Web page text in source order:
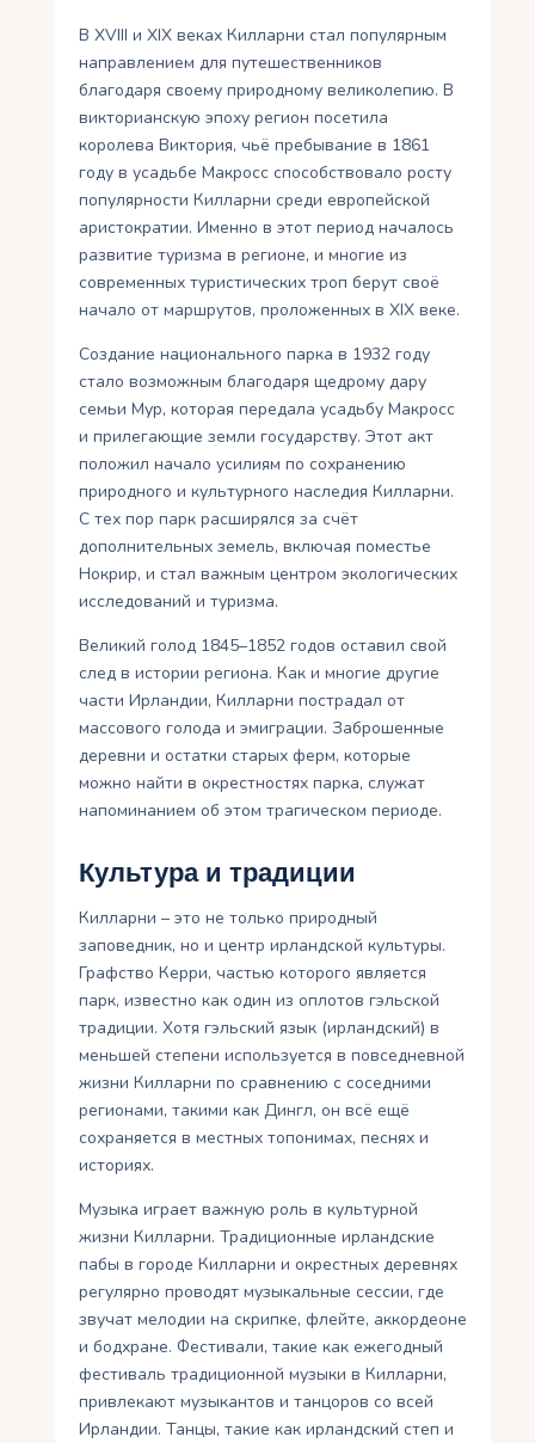
В XVIII и XIX веках Килларни стал популярным
направлением для путешественников
благодаря своему природному великолепию. В
викторианскую эпоху регион посетила
королева Виктория, чьё пребывание в 1861
году в усадьбе Макросс способствовало росту
популярности Килларни среди европейской
аристократии. Именно в этот период началось
развитие туризма в регионе, и многие из
современных туристических троп берут своё
начало от маршрутов, проложенных в XIX веке.
Создание национального парка в 1932 году
стало возможным благодаря щедрому дару
семьи Мур, которая передала усадьбу Макросс
и прилегающие земли государству. Этот акт
положил начало усилиям по сохранению
природного и культурного наследия Килларни.
С тех пор парк расширялся за счёт
дополнительных земель, включая поместье
Нокрир, и стал важным центром экологических
исследований и туризма.
Великий голод 1845–1852 годов оставил свой
след в истории региона. Как и многие другие
части Ирландии, Килларни пострадал от
массового голода и эмиграции. Заброшенные
деревни и остатки старых ферм, которые
можно найти в окрестностях парка, служат
напоминанием об этом трагическом периоде.
Культура и традиции
Килларни – это не только природный
заповедник, но и центр ирландской культуры.
Графство Керри, частью которого является
парк, известно как один из оплотов гэльской
традиции. Хотя гэльский язык (ирландский) в
меньшей степени используется в повседневной
жизни Килларни по сравнению с соседними
регионами, такими как Дингл, он всё ещё
сохраняется в местных топонимах, песнях и
историях.
Музыка играет важную роль в культурной
жизни Килларни. Традиционные ирландские
пабы в городе Килларни и окрестных деревнях
регулярно проводят музыкальные сессии, где
звучат мелодии на скрипке, флейте, аккордеоне
и бодхране. Фестивали, такие как ежегодный
фестиваль традиционной музыки в Килларни,
привлекают музыкантов и танцоров со всей
Ирландии. Танцы, такие как ирландский степ и